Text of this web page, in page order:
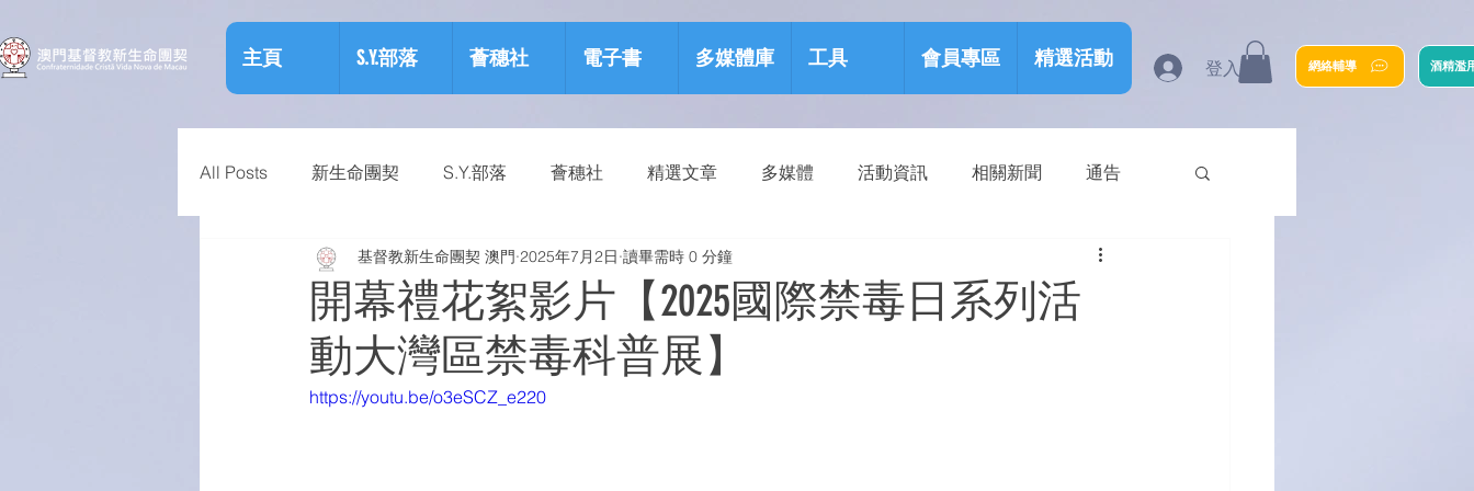
主頁 S.Y.部落 薈穗社 電子書 多媒體庫 工具 會員專區 精選活動 登入 網絡輔導 酒精濫
All Posts 新生命團契 S.Y.部落 薈穗社 精選文章 多媒體 活動資訊 相關新聞 通告
預防物質濫用資源包 健康生活
開幕禮花絮影片【2025國際禁毒日系列活
動大灣區禁毒科普展】
基督教新生命團契 澳門 2025年7月2日 讀畢需時 0 分鐘
https://youtu.be/o3eSCZ_e220